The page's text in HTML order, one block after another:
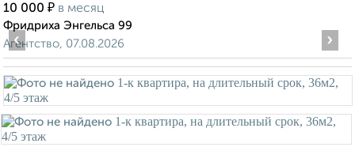
10 000 ₽ в месяц
Фридриха Энгельса 99
Агентство, 07.08.2026
‹ ›